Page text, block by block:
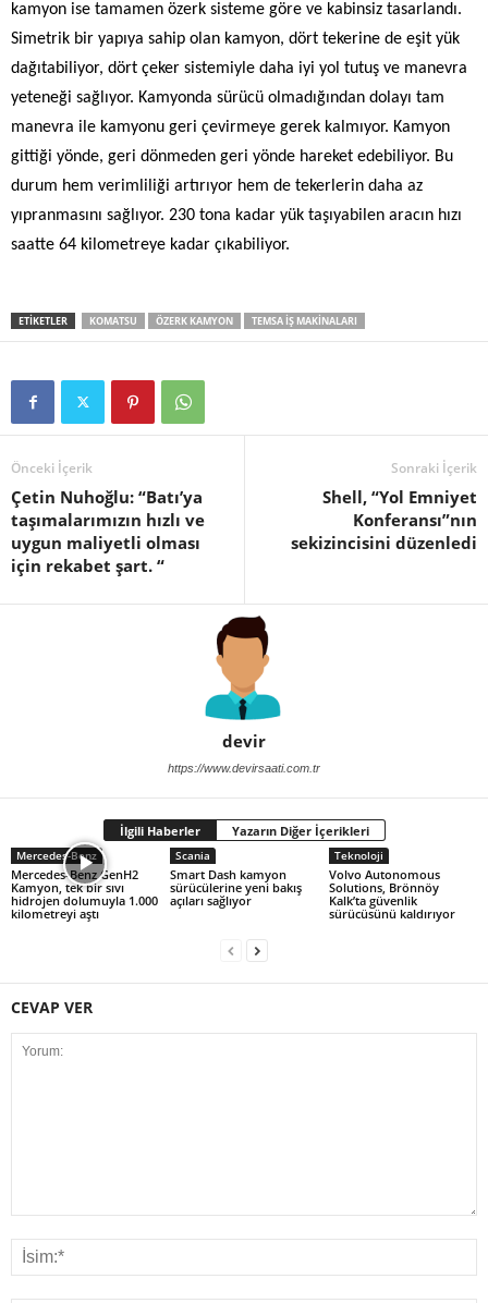
kamyon ise tamamen özerk sisteme göre ve kabinsiz tasarlandı.
Simetrik bir yapıya sahip olan kamyon, dört tekerine de eşit yük
dağıtabiliyor, dört çeker sistemiyle daha iyi yol tutuş ve manevra
yeteneği sağlıyor. Kamyonda sürücü olmadığından dolayı tam
manevra ile kamyonu geri çevirmeye gerek kalmıyor. Kamyon
gittiği yönde, geri dönmeden geri yönde hareket edebiliyor. Bu
durum hem verimliliği artırıyor hem de tekerlerin daha az
yıpranmasını sağlıyor. 230 tona kadar yük taşıyabilen aracın hızı
saatte 64 kilometreye kadar çıkabiliyor.
ETIKETLER KOMATSU ÖZERK KAMYON TEMSA IŞ MAKINALARI
Önceki İçerik
Çetin Nuhoğlu: “Batı’ya
taşımalarımızın hızlı ve
uygun maliyetli olması
için rekabet şart. “
Sonraki İçerik
Shell, “Yol Emniyet
Konferansı”nın
sekizincisini düzenledi
devir
https://www.devirsaati.com.tr
İlgili Haberler Yazarın Diğer İçerikleri
Mercedes-Benz
Mercedes-Benz GenH2
Kamyon, tek bir sıvı
hidrojen dolumuyla 1.000
kilometreyi aştı
Scania
Smart Dash kamyon
sürücülerine yeni bakış
açıları sağlıyor
Teknoloji
Volvo Autonomous
Solutions, Brönnöy
Kalk’ta güvenlik
sürücüsünü kaldırıyor
CEVAP VER